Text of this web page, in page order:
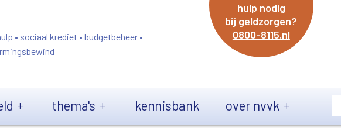
• sociaal krediet • budgetbeheer •
hulp nodig
bij geldzorgen?
0800-8115.nl
thema's kennisbank over nvvk